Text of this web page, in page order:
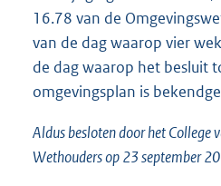
16.78 van de
van de dag waarop vier
de dag waarop het besluit
omgevingsplan is
Aldus besloten door het College
Wethouders op 23 september